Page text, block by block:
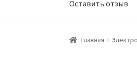
Оставить отзыв
Главная Виды
Главная